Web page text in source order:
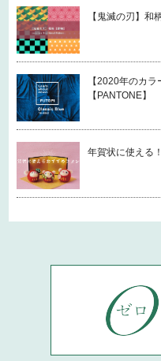
【鬼滅の刃】和
【2020年のカ
【PANTONE】
年賀状に使える